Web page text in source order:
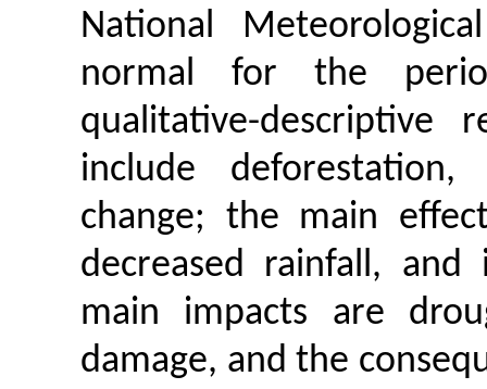
National
normal for the
qualitative-descriptive
include
change; the main
decreased rainfall, and
main impacts are
damage, and the